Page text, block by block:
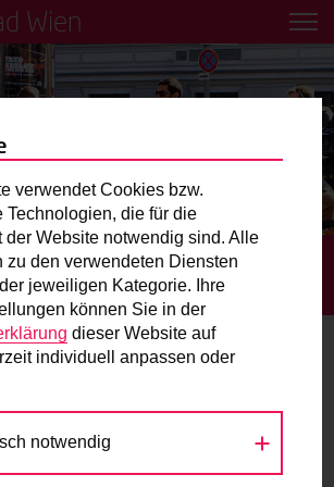
Wien
Transportfahrrad in deiner Nähe aus!
für Kinder und
Wien unterwegs? Hier finden Sie die
zum Radverkehr? Schreiben Sie
“RADELT ZUR ARBEIT” STARTET
startet wieder
Fitness
verwendet Cookies bzw.
Technologien, die für die
der Website notwendig sind. Alle
zu den verwendeten Diensten
jeweiligen Kategorie. Ihre
können Sie in der
dieser Website auf
individuell anpassen oder
notwendig